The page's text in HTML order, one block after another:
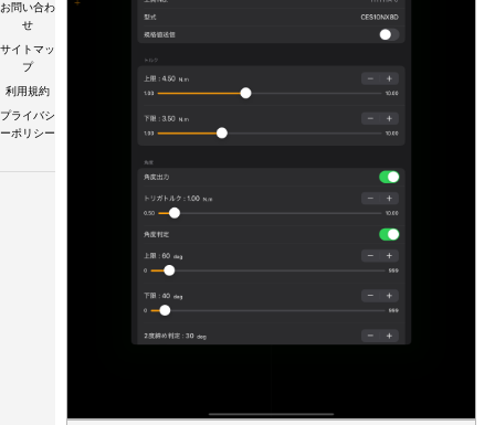
お問い合わ
せ
サイトマッ
プ
利用規約
プライバシ
ーポリシー